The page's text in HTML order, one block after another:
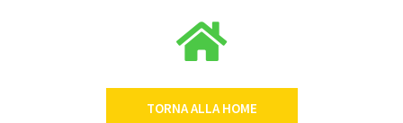
TORNA ALLA HOME